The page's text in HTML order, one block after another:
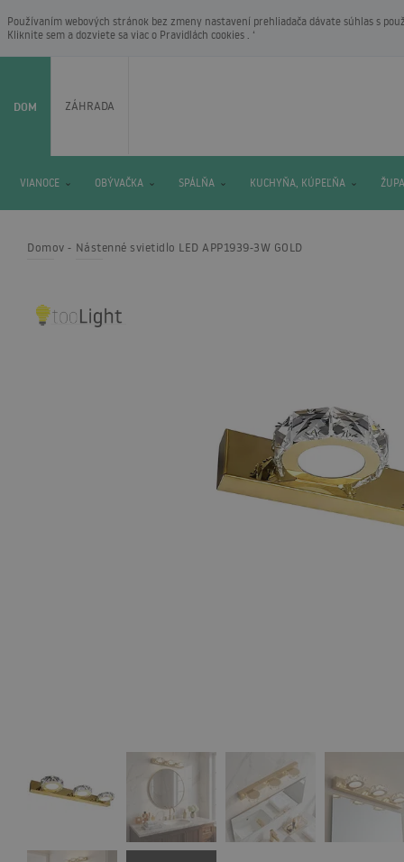
Používaním webových stránok bez zmeny nastavení prehliadača dávate súhlas s
Kliknite sem a dozviete sa viac o Pravidlách cookies . ‘
DOM ZÁHRADA
VIANOCE OBÝVAČKA SPÁLŇA KUCHYŇA, KÚPEĽŇA
Domov Nástenné svietidlo LED APP1939-3W GOLD